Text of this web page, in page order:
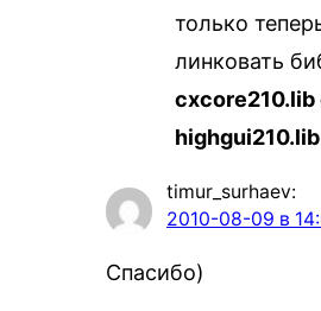
только
линковать
cxcore210.lib
timur_surhaev:
2010-08-09 в
Спасибо)